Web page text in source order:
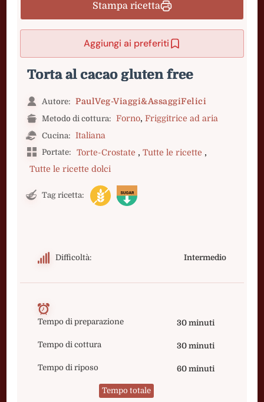
Stampa ricetta
Aggiungi ai preferiti
Torta al cacao gluten free
Autore: PaulVeg-Viaggi&AssaggiFelici
Metodo di cottura: Forno, Friggitrice ad aria
Cucina: Italiana
Portate: Torte-Crostate , Tutte le ricette ,
Tutte le ricette dolci
Tag ricetta:
Difficoltà: Intermedio
Tempo di preparazione 30 minuti
Tempo di cottura 30 minuti
Tempo di riposo 60 minuti
Tempo totale